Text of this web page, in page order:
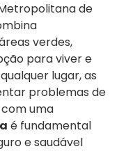
de
verdes,
para viver e
lugar, as
problemas de
uma
é fundamental
e saudável